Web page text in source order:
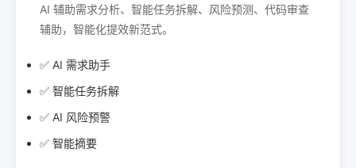
AI 辅助需求分析、智能任务拆解、风险预测、代码审查
辅助，智能化提效新范式。
✅ AI 需求助手
✅ 智能任务拆解
✅ AI 风险预警
✅ 智能摘要